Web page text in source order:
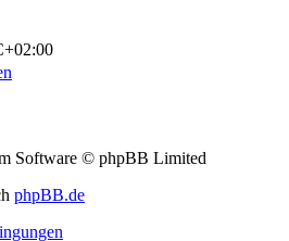
Software © phpBB Limited
phpBB.de